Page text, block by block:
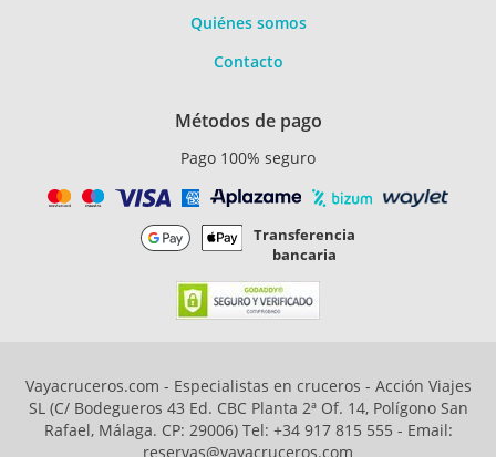
Quiénes somos
Contacto
Métodos de pago
Pago 100% seguro
Transferencia
bancaria
Vayacruceros.com - Especialistas en cruceros - Acción Viajes
SL (C/ Bodegueros 43 Ed. CBC Planta 2ª Of. 14, Polígono San
Rafael, Málaga. CP: 29006) Tel: +34 917 815 555 - Email:
reservas@vayacruceros.com